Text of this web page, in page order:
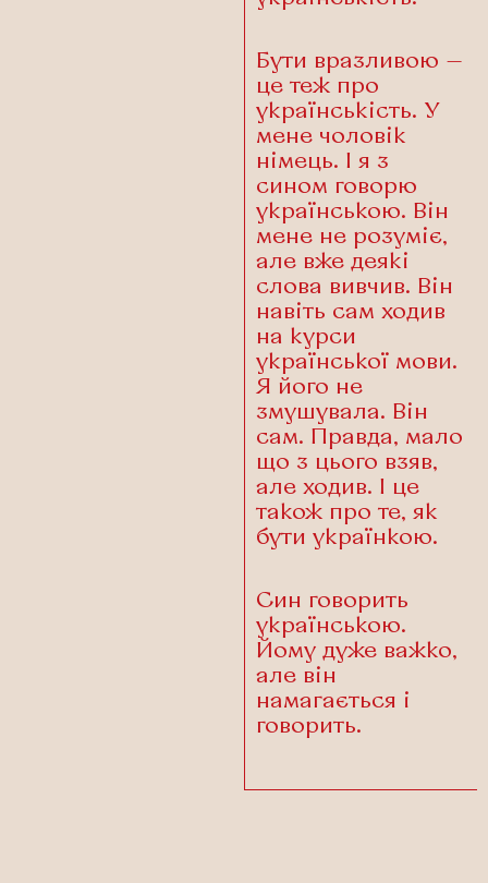
Бути вразливою —
це теж про
українськість. У
мене чоловік
німець. І я з
сином говорю
українською. Він
мене не розуміє,
але вже деякі
слова вивчив. Він
навіть сам ходив
на курси
української мови.
Я його не
змушувала. Він
сам. Правда, мало
що з цього взяв,
але ходив. І це
також про те, як
бути українкою.
Син говорить
українською.
Йому дуже важко,
але він
намагається і
говорить.